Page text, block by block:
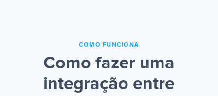
COMO FUNCIONA
Como fazer uma
integração entre